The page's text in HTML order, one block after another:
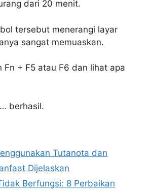
dari 20 menit.
tersebut menerangi layar
sangat memuaskan.
Fn + F5 atau F6 dan lihat apa
berhasil.
Tutanota dan
Dijelaskan
Berfungsi: 8 Perbaikan